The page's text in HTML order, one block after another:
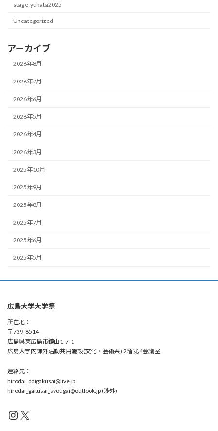
stage-yukata2025
Uncategorized
アーカイブ
2026年8月
2026年7月
2026年6月
2026年5月
2026年4月
2026年3月
2025年10月
2025年9月
2025年8月
2025年7月
2025年6月
2025年5月
広島大学大学祭
所在地：
〒739-8514
広島県東広島市鏡山1-7-1
広島大学内課外活動共用施設(文化・芸術系) 2階 第4会議室
連絡先：
hirodai_daigakusai@live.jp
hirodai_gakusai_syougai@outlook.jp (渉外)
Instagram
X